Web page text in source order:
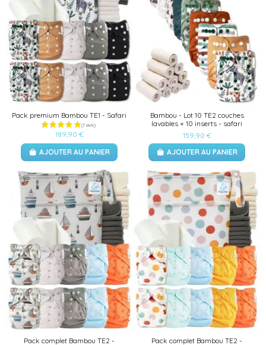
Pack premium Bambou TE1 - Safari
189,90 €
AJOUTER AU PANIER
Bambou - Lot 10 TE2 couches
lavables + 10 inserts - safari
159,90 €
AJOUTER AU PANIER
Pack complet Bambou TE2 -
Pack complet Bambou TE2 -